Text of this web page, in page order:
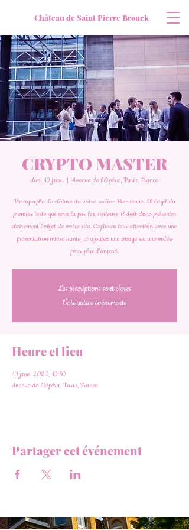
Château de Saint Pierre Brouck
CRYPTO MASTER
dim. 19 janv.
  |
Avenue de l'Opéra, Paris, France
Paragraphe de clôture de votre section Bienvenue. Il s'agit du
premier texte qui sera lu par les visiteurs, il doit donc présenter
clairement l'objet de votre site. Capturez leur attention avec une
présentation intéressante, et ajoutez une image ou une vidéo
pour plus d'impact.
Les inscriptions sont closes
Voir autres événements
Heure et lieu
19 janv. 2020, 10:30
Avenue de l'Opéra, Paris, France
Partager cet événement